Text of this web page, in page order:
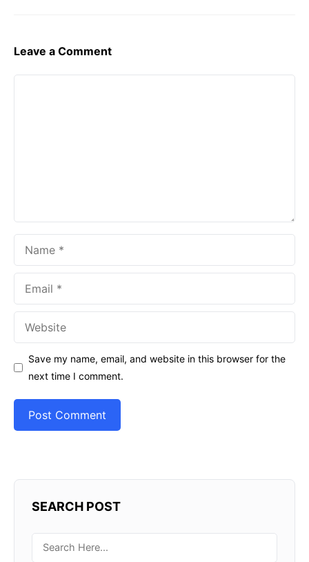
Leave a Comment
Save my name, email, and website in this browser for the
next time I comment.
SEARCH POST